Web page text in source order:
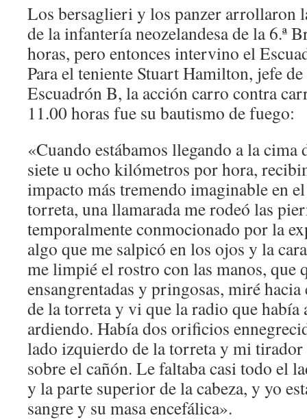
Los bersaglieri y los panzer arrollaron
de la infantería neozelandesa de la 6.ª
horas, pero entonces intervino el
Para el teniente Stuart Hamilton, jefe
Escuadrón B, la acción carro contra
11.00 horas fue su bautismo de fuego:
«Cuando estábamos llegando a la cima
siete u ocho kilómetros por hora,
impacto más tremendo imaginable en
torreta, una llamarada me rodeó las
temporalmente conmocionado por la
algo que me salpicó en los ojos y la
me limpié el rostro con las manos, que
ensangrentadas y pringosas, miré
de la torreta y vi que la radio que había
ardiendo. Había dos orificios
lado izquierdo de la torreta y mi tirador
sobre el cañón. Le faltaba casi todo el
y la parte superior de la cabeza, y yo
sangre y su masa encefálica».